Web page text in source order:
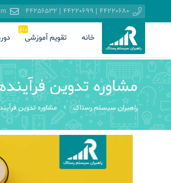
44220680 | 44220699 | 44256532
خانه تقویم آموزشی
داغ
مشاوره تدوین
راهبران سیستم رستاک مشاوره تدوین